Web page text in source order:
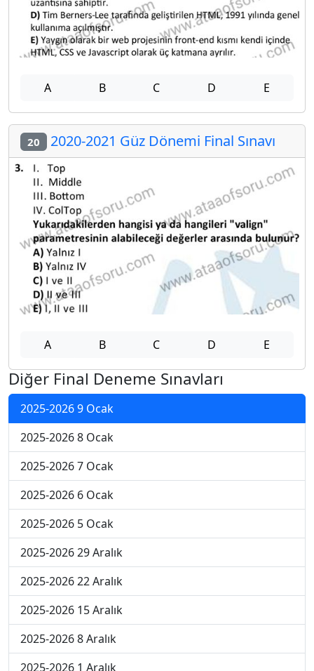
A B C D E
20 2020-2021 Güz Dönemi Final Sınavı
A B C D E
Diğer Final Deneme Sınavları
2025-2026 9 Ocak
2025-2026 8 Ocak
2025-2026 7 Ocak
2025-2026 6 Ocak
2025-2026 5 Ocak
2025-2026 29 Aralık
2025-2026 22 Aralık
2025-2026 15 Aralık
2025-2026 8 Aralık
2025-2026 1 Aralık